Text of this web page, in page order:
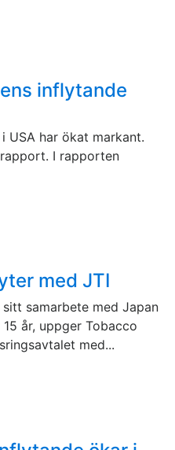
inflytande
USA har ökat markant.
I rapporten
med JTI
samarbete med Japan
år, uppger Tobacco
med...